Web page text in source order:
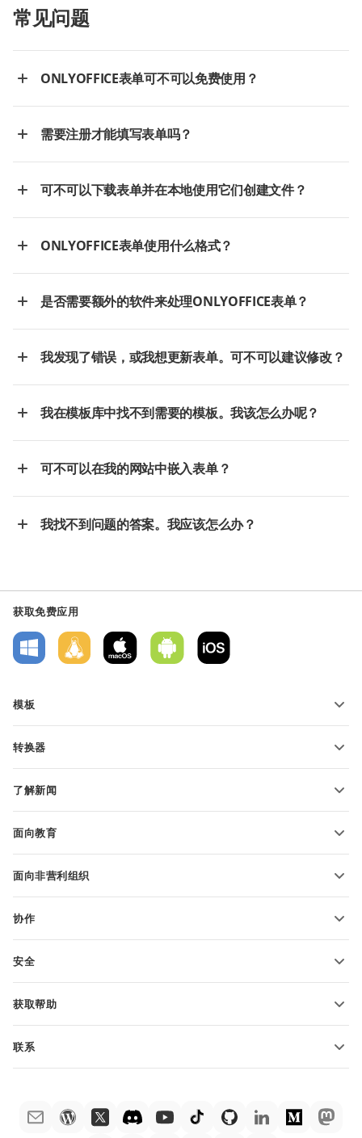
常见问题
ONLYOFFICE表单可不可以免费使用？
需要注册才能填写表单吗？
可不可以下载表单并在本地使用它们创建文件？
ONLYOFFICE表单使用什么格式？
是否需要额外的软件来处理ONLYOFFICE表单？
我发现了错误，或我想更新表单。可不可以建议修改？
我在模板库中找不到需要的模板。我该怎么办呢？
可不可以在我的网站中嵌入表单？
我找不到问题的答案。我应该怎么办？
获取免费应用
模板
文本文档模板
转换器
转换电子表格
了解新闻
面向教育
适用于教育人士
面向非营利组织
申请免费帐户
协作
翻译人员
安全
获取帮助
帮助中心
白皮书
联系
媒体咨询
press@onlyoffice.com